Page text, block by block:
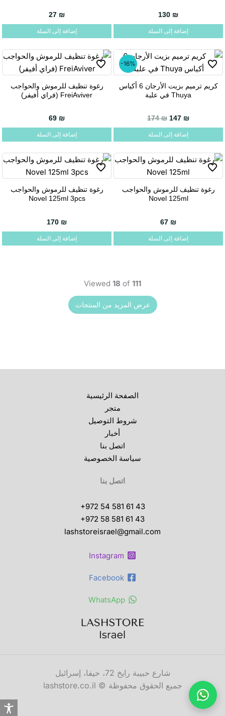
130 ₪
إضافة إلى السلة
27 ₪
إضافة إلى السلة
-16%
كريم ترميم بزيت الأرجان 6 أكياس
Thuya في علبة
174₪ 147 ₪
إضافة إلى السلة
رغوة تنظيف للرموش والحواجب
FreiAviver (فراي أفيفر)
69 ₪
إضافة إلى السلة
رغوة تنظيف للرموش والحواجب
Novel 125ml
67 ₪
إضافة إلى السلة
رغوة تنظيف للرموش والحواجب
Novel 125ml 3pcs
170 ₪
إضافة إلى السلة
Viewed 18 of 111
الصفحة الرئيسية
متجر
شروط التوصيل
أخبار
اتصل بنا
سياسة الخصوصية
اتصل بنا
+972 54 581 61 43
+972 58 581 61 43
lashstoreisrael@gmail.com
Instagram
Facebook
WhatsApp
شارع حبيبة رايخ 72، حيفا، إسرائيل
جميع الحقوق محفوظة © lashstore.co.il